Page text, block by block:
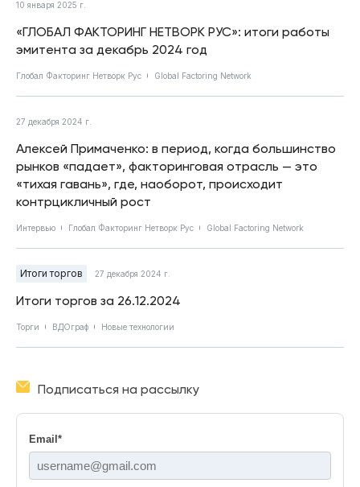
10 января 2025 г.
«ГЛОБАЛ ФАКТОРИНГ НЕТВОРК РУС»: итоги работы
эмитента за декабрь 2024 год
Глобал Факторинг Нетворк Рус Global Factoring Network
27 декабря 2024 г.
Алексей Примаченко: в период, когда большинство
рынков «падает», факторинговая отрасль — это
«тихая гавань», где, наоборот, происходит
контрцикличный рост
Интервью Глобал Факторинг Нетворк Рус Global Factoring Network
Итоги торгов 27 декабря 2024 г.
Итоги торгов за 26.12.2024
Торги ВДОграф Новые технологии
Подписаться на рассылку
Email *